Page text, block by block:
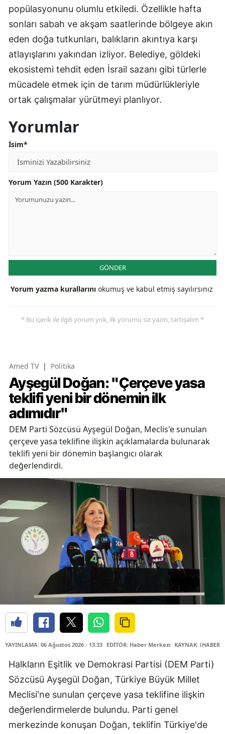
popülasyonunu olumlu etkiledi. Özellikle hafta
sonları sabah ve akşam saatlerinde bölgeye akın
eden doğa tutkunları, balıkların akıntıya karşı
atlayışlarını yakından izliyor. Belediye, göldeki
ekosistemi tehdit eden İsrail sazanı gibi türlerle
mücadele etmek için de tarım müdürlükleriyle
ortak çalışmalar yürütmeyi planlıyor.
Yorumlar
İsim*
Yorum Yazın (500 Karakter)
GÖNDER
Yorum yazma kurallarını okumuş ve kabul etmiş sayılırsınız
* Bu içerik ile ilgili yorum yok, ilk yorumu siz yazın, tartışalım *
Amed TV | Politika
Ayşegül Doğan: "Çerçeve yasa
teklifi yeni bir dönemin ilk
adımıdır"
DEM Parti Sözcüsü Ayşegül Doğan, Meclis'e sunulan
çerçeve yasa teklifine ilişkin açıklamalarda bulunarak
teklifi yeni bir dönemin başlangıcı olarak
değerlendirdi.
YAYINLAMA: 06 Ağustos 2026 - 13:33 EDİTÖR: Haber Merkezi KAYNAK: (HABER
Halkların Eşitlik ve Demokrasi Partisi (DEM Parti)
Sözcüsü Ayşegül Doğan, Türkiye Büyük Millet
Meclisi'ne sunulan çerçeve yasa teklifine ilişkin
değerlendirmelerde bulundu. Parti genel
merkezinde konuşan Doğan, teklifin Türkiye'de